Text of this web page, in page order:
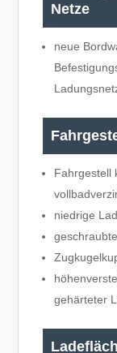
Netze
neue
Fahrgestell
niedrige
gehärteter